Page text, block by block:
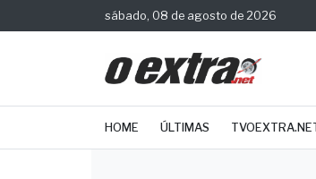
sábado, 08 de agosto de 2026
HOME ÚLTIMAS